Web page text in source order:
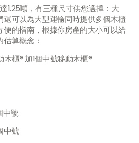
1.25噸，有三種尺寸供您選擇：大
還可以為大型運輸同時提供多個木櫃
便的指南，根據你房產的大小可以給
算概念：
木櫃® 加1個中號移動木櫃®
中號
中號